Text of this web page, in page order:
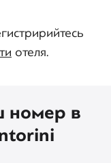
отеля.
номер в